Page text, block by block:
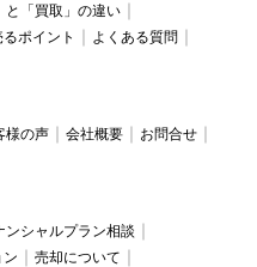
と「買取」の違い
ポイント
よくある質問
様の声 会社概要
お問合せ
ンシャルプラン相談
ン
売却について